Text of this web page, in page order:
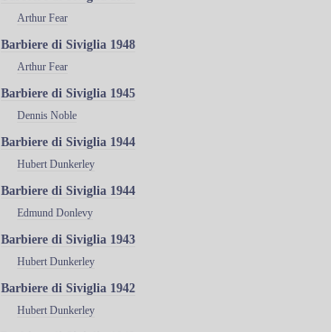
Arthur Fear
Barbiere di Siviglia 1948
Arthur Fear
Barbiere di Siviglia 1945
Dennis Noble
Barbiere di Siviglia 1944
Hubert Dunkerley
Barbiere di Siviglia 1944
Edmund Donlevy
Barbiere di Siviglia 1943
Hubert Dunkerley
Barbiere di Siviglia 1942
Hubert Dunkerley